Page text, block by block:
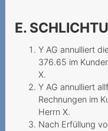
E.
Y AG annulliert
376.65 im
X.
Y AG annulliert
Rechnungen im
Herrn X.
Nach Erfüllung